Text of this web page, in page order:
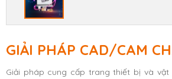
GIẢI PHÁP CAD/CAM
Giải pháp cung cấp trang thiết bị và vật